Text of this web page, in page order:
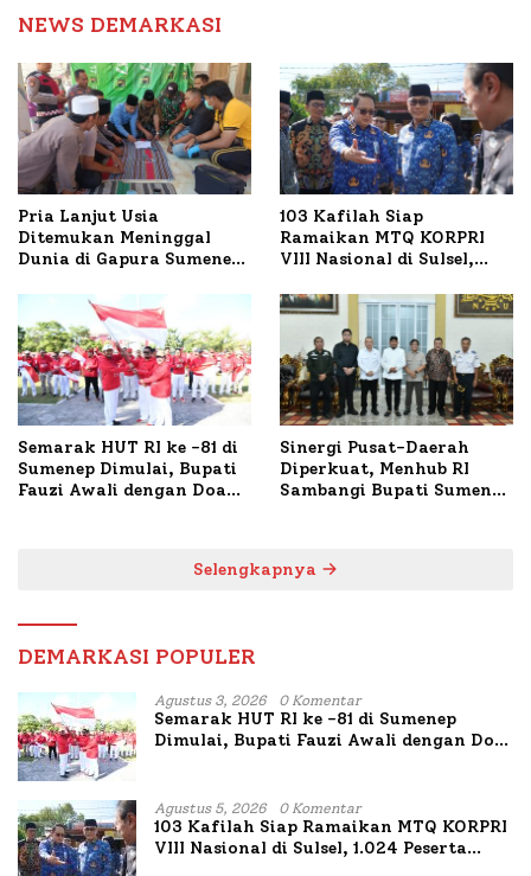
NEWS DEMARKASI
Pria Lanjut Usia
Ditemukan Meninggal
Dunia di Gapura Sumenep,
103 Kafilah Siap
Ramaikan MTQ KORPRI
VIII Nasional di Sulsel,
Semarak HUT RI ke -81 di
Sumenep Dimulai, Bupati
Fauzi Awali dengan Doa
Sinergi Pusat-Daerah
Diperkuat, Menhub RI
Sambangi Bupati Sumenep
Selengkapnya
DEMARKASI POPULER
Agustus 3, 2026 0 Komentar
Semarak HUT RI ke -81 di Sumenep
Dimulai, Bupati Fauzi Awali dengan Doa
Agustus 5, 2026 0 Komentar
103 Kafilah Siap Ramaikan MTQ KORPRI
VIII Nasional di Sulsel, 1.024 Peserta